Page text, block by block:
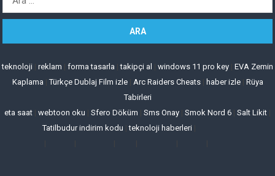
teknoloji reklam forma tasarla |takipçi al windows 11 pro key EVA Zemin
Kaplama |Türkçe Dublaj Film izle| Arc Raiders Cheats| haber izle| Rüya
Tabirleri
eta saat webtoon oku Sfero Döküm Sms Onay Smok Nord 6 Salt Likit
Tatilbudur indirim kodu |teknoloji haberleri|